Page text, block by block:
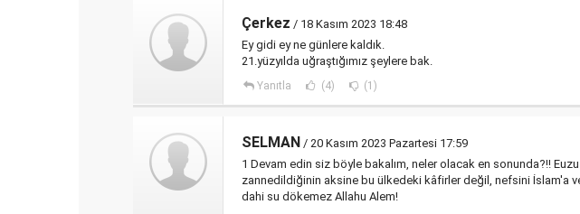
Çerkez / 18 Kasım 2023 18:48
Ey gidi ey ne günlere kaldık.
21.yüzyılda uğraştığımız şeylere bak.
Yanıtla (4) (1)
SELMAN / 20 Kasım 2023 Pazartesi 17:59
1 Devam edin siz böyle bakalım, neler olacak en sonunda?!!
zannedildiğinin aksine bu ülkedeki kâfirler değil, nefsini İslam'a
dahi su dökemez Allahu Alem!